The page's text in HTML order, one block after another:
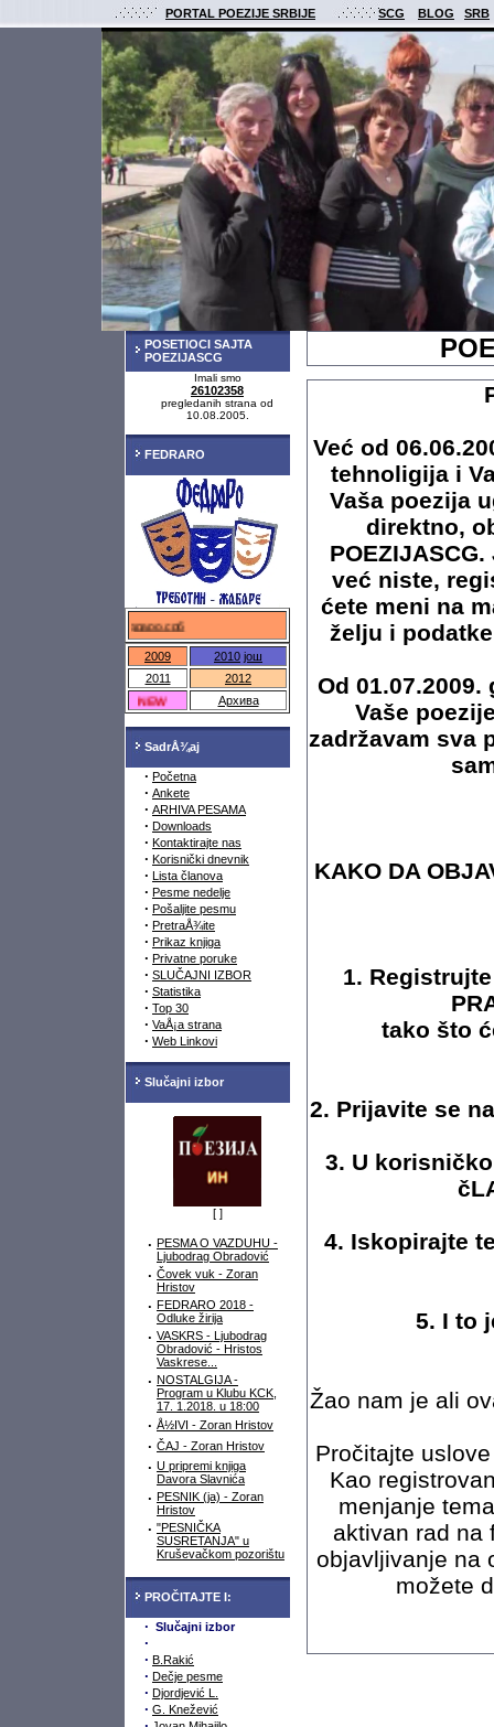
PORTAL POEZIJE SRBIJE SCG BLOG SRB
POSETIOCI SAJTA
POEZIJASCG
Imali smo
26102358
pregledanih strana od
10.08.2005.
FEDRARO
федраро.срб
2009 2010 још
2011
2012
NEW
Архива
SadrÅ¾aj
· Početna
· Ankete
· ARHIVA PESAMA
· Downloads
· Kontaktirajte nas
· Korisnički dnevnik
· Lista članova
· Pesme nedelje
· Pošaljite pesmu
· PretraÅ¾ite
· Prikaz knjiga
· Privatne poruke
· SLUČAJNI IZBOR
· Statistika
· Top 30
· VaÅ¡a strana
· Web Linkovi
Slučajni izbor
[ ]
· PESMA O VAZDUHU -
Ljubodrag Obradović
· Čovek vuk - Zoran
Hristov
· FEDRARO 2018 -
Odluke žirija
· VASKRS - Ljubodrag
Obradović - Hristos
Vaskrese...
· NOSTALGIJA -
Program u Klubu KCK,
17. 1.2018. u 18:00
· Å½IVI - Zoran Hristov
· ČAJ - Zoran Hristov
· U pripremi knjiga
Davora Slavnića
· PESNIK (ja) - Zoran
Hristov
· "PESNIČKA
SUSRETANJA" u
Kruševačkom pozorištu
PROČITAJTE I:
· Slučajni izbor
·
· B.Rakić
· Dečje pesme
· Djordjević L.
· G. Knežević
Već od
tehnoligija i
Vaša poezija
direktno,
već niste,
ćete meni na
želju i
Od
Vaše
zadržavam sva
KAKO DA
1.
tako što
2. Prijavite se
3. U
4. Iskopirajte
5. I to
Žao nam je ali
Pročitajte
Kao
menjanje
aktivan rad na
objavljivanje na
možete